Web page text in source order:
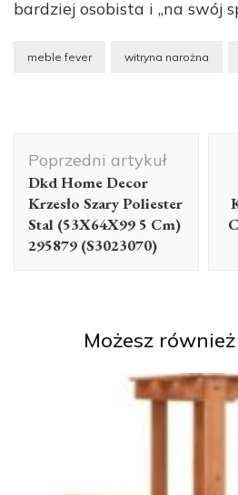
bardziej osobista i „na swój
meble fever witryna narożna
wpisu
Poprzedni artykuł
Dkd Home Decor
Krzesło Szary Poliester
Stal (53X64X99 5 Cm)
295879 (S3023070)
Możesz